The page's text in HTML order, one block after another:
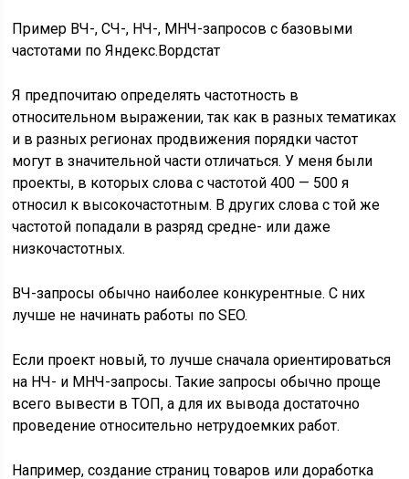
Пример ВЧ-, СЧ-, НЧ-, МНЧ-запросов с базовыми
частотами по Яндекс.Вордстат
Я предпочитаю определять частотность в
относительном выражении, так как в разных тематиках
и в разных регионах продвижения порядки частот
могут в значительной части отличаться. У меня были
проекты, в которых слова с частотой 400 — 500 я
относил к высокочастотным. В других слова с той же
частотой попадали в разряд средне- или даже
низкочастотных.
ВЧ-запросы обычно наиболее конкурентные. С них
лучше не начинать работы по SEO.
Если проект новый, то лучше сначала ориентироваться
на НЧ- и МНЧ-запросы. Такие запросы обычно проще
всего вывести в ТОП, а для их вывода достаточно
проведение относительно нетрудоемких работ.
Например, создание страниц товаров или доработка